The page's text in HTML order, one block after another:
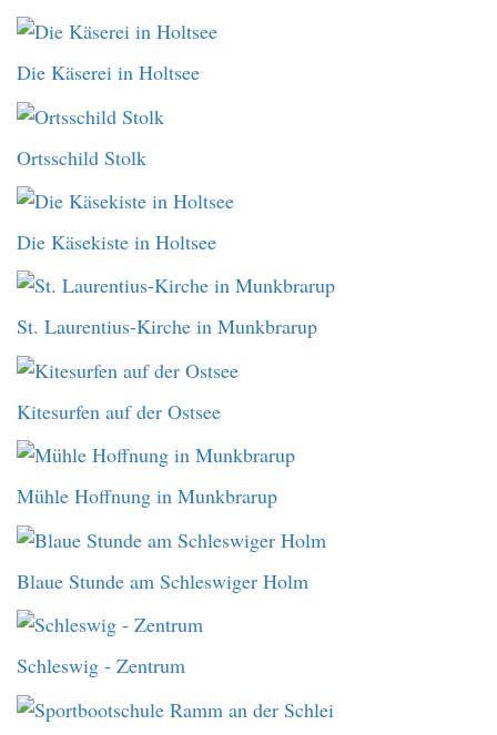
Die Käserei in Holtsee
Ortsschild Stolk
Die Käsekiste in Holtsee
St. Laurentius-Kirche in Munkbrarup
Kitesurfen auf der Ostsee
Mühle Hoffnung in Munkbrarup
Blaue Stunde am Schleswiger Holm
Schleswig - Zentrum